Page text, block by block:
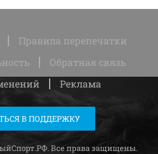
Правила перепечатки
Обратная связь
Реклама
В ПОДДЕРЖКУ
Все права защищены.